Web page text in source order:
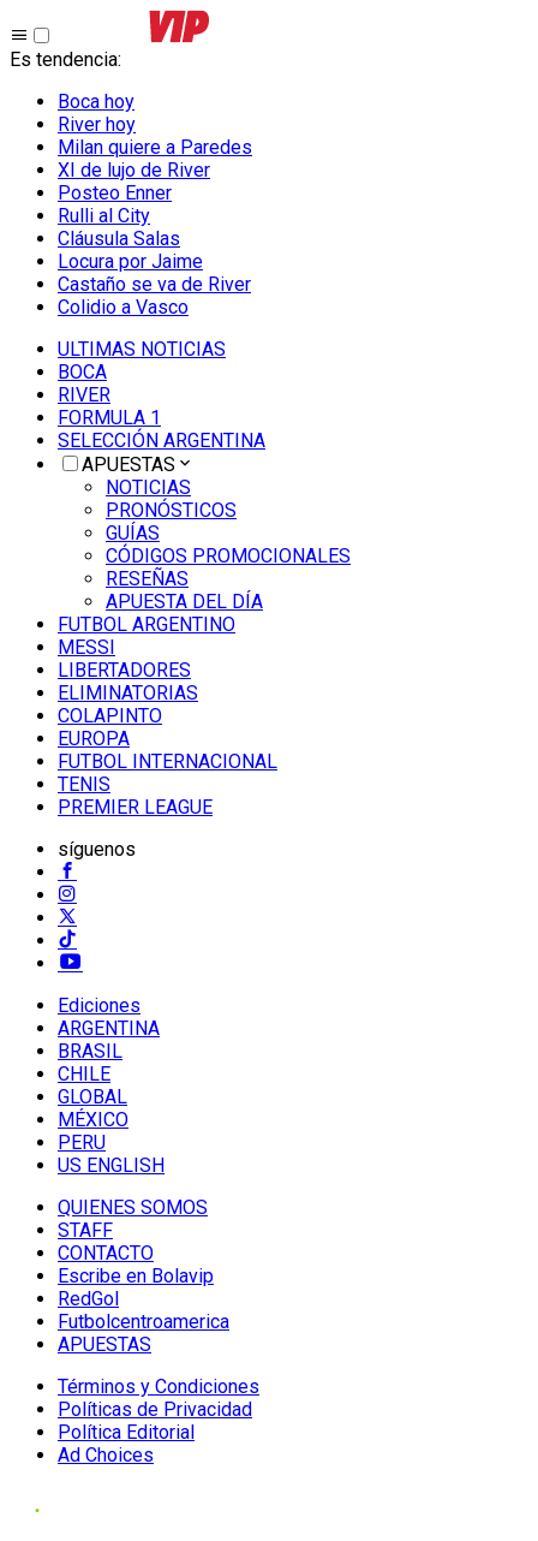
Es tendencia:
Boca hoy
River hoy
Milan quiere a Paredes
XI de lujo de River
Posteo Enner
Rulli al City
Cláusula Salas
Locura por Jaime
Castaño se va de River
Colidio a Vasco
ULTIMAS NOTICIAS
BOCA
RIVER
FORMULA 1
SELECCIÓN ARGENTINA
APUESTAS
NOTICIAS
PRONÓSTICOS
GUÍAS
CÓDIGOS PROMOCIONALES
RESEÑAS
APUESTA DEL DÍA
FUTBOL ARGENTINO
MESSI
LIBERTADORES
ELIMINATORIAS
COLAPINTO
EUROPA
FUTBOL INTERNACIONAL
TENIS
PREMIER LEAGUE
síguenos
Ediciones
ARGENTINA
BRASIL
CHILE
GLOBAL
MÉXICO
PERU
US ENGLISH
QUIENES SOMOS
STAFF
CONTACTO
Escribe en Bolavip
RedGol
Futbolcentroamerica
APUESTAS
Términos y Condiciones
Políticas de Privacidad
Política Editorial
Ad Choices